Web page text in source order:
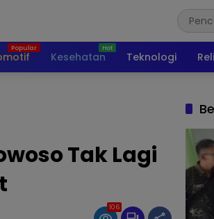
Kesehatan Teknologi
Tak Lagi
106